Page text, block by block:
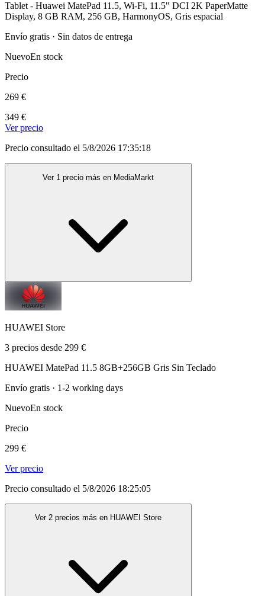
Tablet - Huawei MatePad 11.5, Wi-Fi, 11.5" DCI 2K PaperMatte
Display, 8 GB RAM, 256 GB, HarmonyOS, Gris espacial
Envío gratis · Sin datos de entrega
NuevoEn stock
Precio
269 €
349 €
Ver precio
Precio consultado el 5/8/2026 17:35:18
Ver 1 precio más en MediaMarkt
HUAWEI Store
3 precios desde 299 €
HUAWEI MatePad 11.5 8GB+256GB Gris Sin Teclado
Envío gratis · 1-2 working days
NuevoEn stock
Precio
299 €
Ver precio
Precio consultado el 5/8/2026 18:25:05
Ver 2 precios más en HUAWEI Store